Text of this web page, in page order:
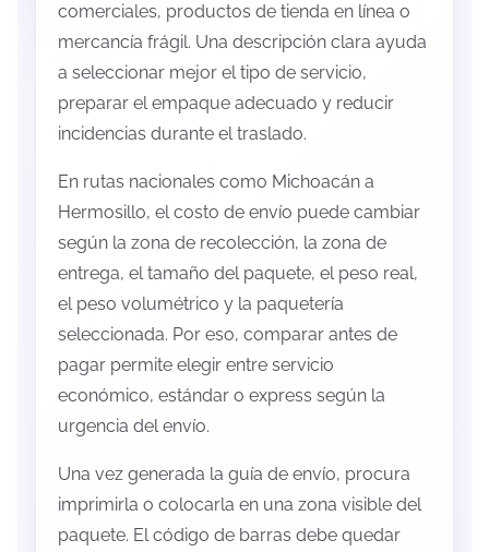
comerciales, productos de tienda en línea o
mercancía frágil. Una descripción clara ayuda
a seleccionar mejor el tipo de servicio,
preparar el empaque adecuado y reducir
incidencias durante el traslado.
En rutas nacionales como Michoacán a
Hermosillo, el costo de envío puede cambiar
según la zona de recolección, la zona de
entrega, el tamaño del paquete, el peso real,
el peso volumétrico y la paquetería
seleccionada. Por eso, comparar antes de
pagar permite elegir entre servicio
económico, estándar o express según la
urgencia del envío.
Una vez generada la guía de envío, procura
imprimirla o colocarla en una zona visible del
paquete. El código de barras debe quedar